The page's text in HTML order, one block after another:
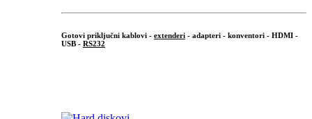
Gotovi priključni kablovi - extenderi - adapteri - konventori - HDMI -
USB - RS232